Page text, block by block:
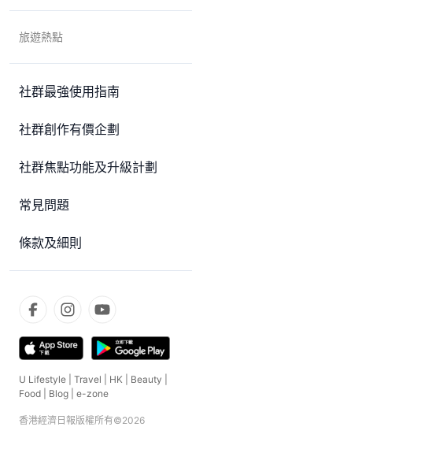
旅遊熱點
社群最強使用指南
社群創作有價企劃
社群焦點功能及升級計劃
常見問題
條款及細則
U Lifestyle Travel HK Beauty
Food
Blog e-zone
香港經濟日報版權所有©2026